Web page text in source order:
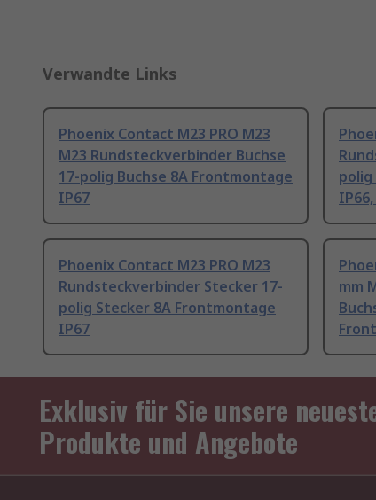
Verwandte Links
Phoenix Contact M23 PRO M23
M23 Rundsteckverbinder Buchse
17-polig Buchse 8A Frontmontage
IP67
polig
Phoenix Contact M23 PRO M23
Rundsteckverbinder Stecker 17-
polig Stecker 8A Frontmontage
IP67
mm
Exklusiv für Sie unsere
Produkte und Angebote